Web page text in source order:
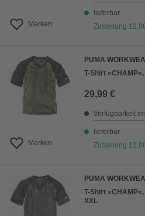
Merken
lieferbar
Zustellung
Merken
PUMA
T-Shirt
29,99 €
Verfügbarkeit
lieferbar
Zustellung
PUMA
T-Shirt
XXL